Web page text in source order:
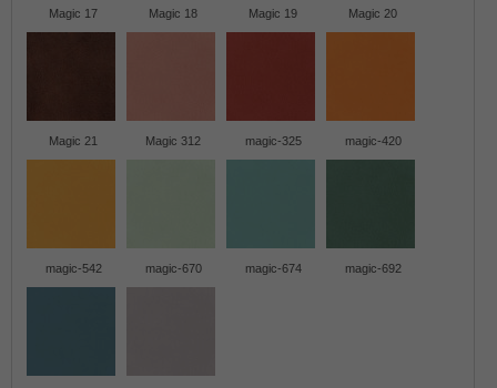
Magic 17 Magic 18 Magic 19 Magic 20
Magic 21 Magic 312 magic-325 magic-420
magic-542 magic-670 magic-674 magic-692